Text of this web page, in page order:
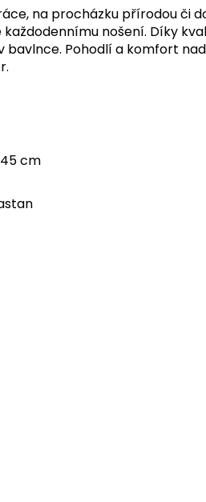
na procházku přírodou či
nošení. Díky
Pohodlí a komfort
cm